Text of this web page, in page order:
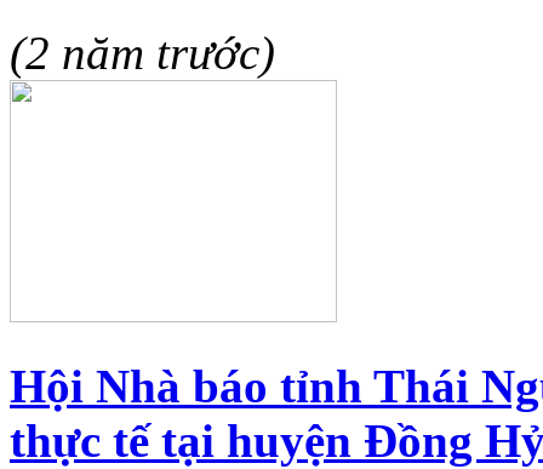
(2 năm trước)
Hội Nhà báo tỉnh Thái
thực tế tại huyện Đồng